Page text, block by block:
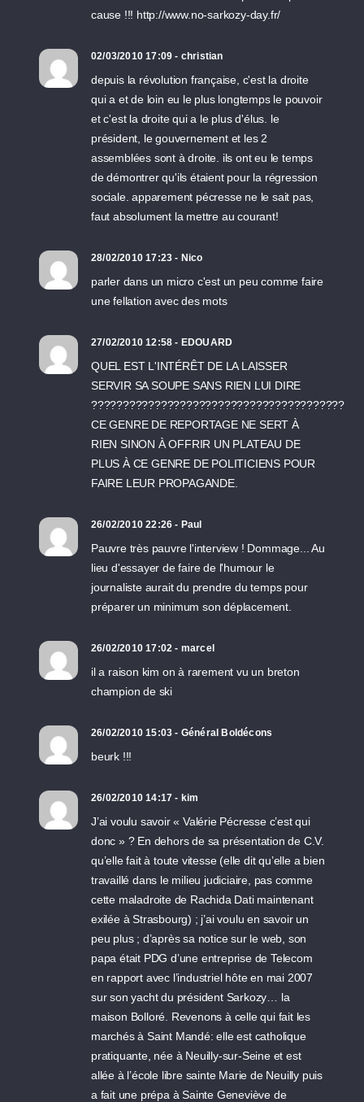
cause !!! http://www.no-sarkozy-day.fr/
02/03/2010 17:09 - christian
depuis la révolution française, c'est la droite
qui a et de loin eu le plus longtemps le pouvoir
et c'est la droite qui a le plus d'élus. le
président, le gouvernement et les 2
assemblées sont à droite. ils ont eu le temps
de démontrer qu'ils étaient pour la régression
sociale. apparement pécresse ne le sait pas,
faut absolument la mettre au courant!
28/02/2010 17:23 - Nico
parler dans un micro c'est un peu comme faire
une fellation avec des mots
27/02/2010 12:58 - EDOUARD
QUEL EST L'INTÉRÊT DE LA LAISSER
SERVIR SA SOUPE SANS RIEN LUI DIRE
????????????????????????????????????????
CE GENRE DE REPORTAGE NE SERT À
RIEN SINON À OFFRIR UN PLATEAU DE
PLUS À CE GENRE DE POLITICIENS POUR
FAIRE LEUR PROPAGANDE.
26/02/2010 22:26 - Paul
Pauvre très pauvre l'interview ! Dommage... Au
lieu d'essayer de faire de l'humour le
journaliste aurait du prendre du temps pour
préparer un minimum son déplacement.
26/02/2010 17:02 - marcel
il a raison kim on à rarement vu un breton
champion de ski
26/02/2010 15:03 - Général Boldécons
beurk !!!
26/02/2010 14:17 - kim
J’ai voulu savoir « Valérie Pécresse c’est qui
donc » ? En dehors de sa présentation de C.V.
qu’elle fait à toute vitesse (elle dit qu’elle a bien
travaillé dans le milieu judiciaire, pas comme
cette maladroite de Rachida Dati maintenant
exilée à Strasbourg) ; j’ai voulu en savoir un
peu plus ; d’après sa notice sur le web, son
papa était PDG d’une entreprise de Telecom
en rapport avec l’industriel hôte en mai 2007
sur son yacht du président Sarkozy… la
maison Bolloré. Revenons à celle qui fait les
marchés à Saint Mandé: elle est catholique
pratiquante, née à Neuilly-sur-Seine et est
allée à l’école libre sainte Marie de Neuilly puis
a fait une prépa à Sainte Geneviève de